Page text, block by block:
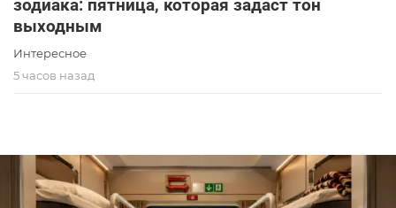
зодиака: пятница, которая задаст тон
выходным
Интересное
5 часов назад